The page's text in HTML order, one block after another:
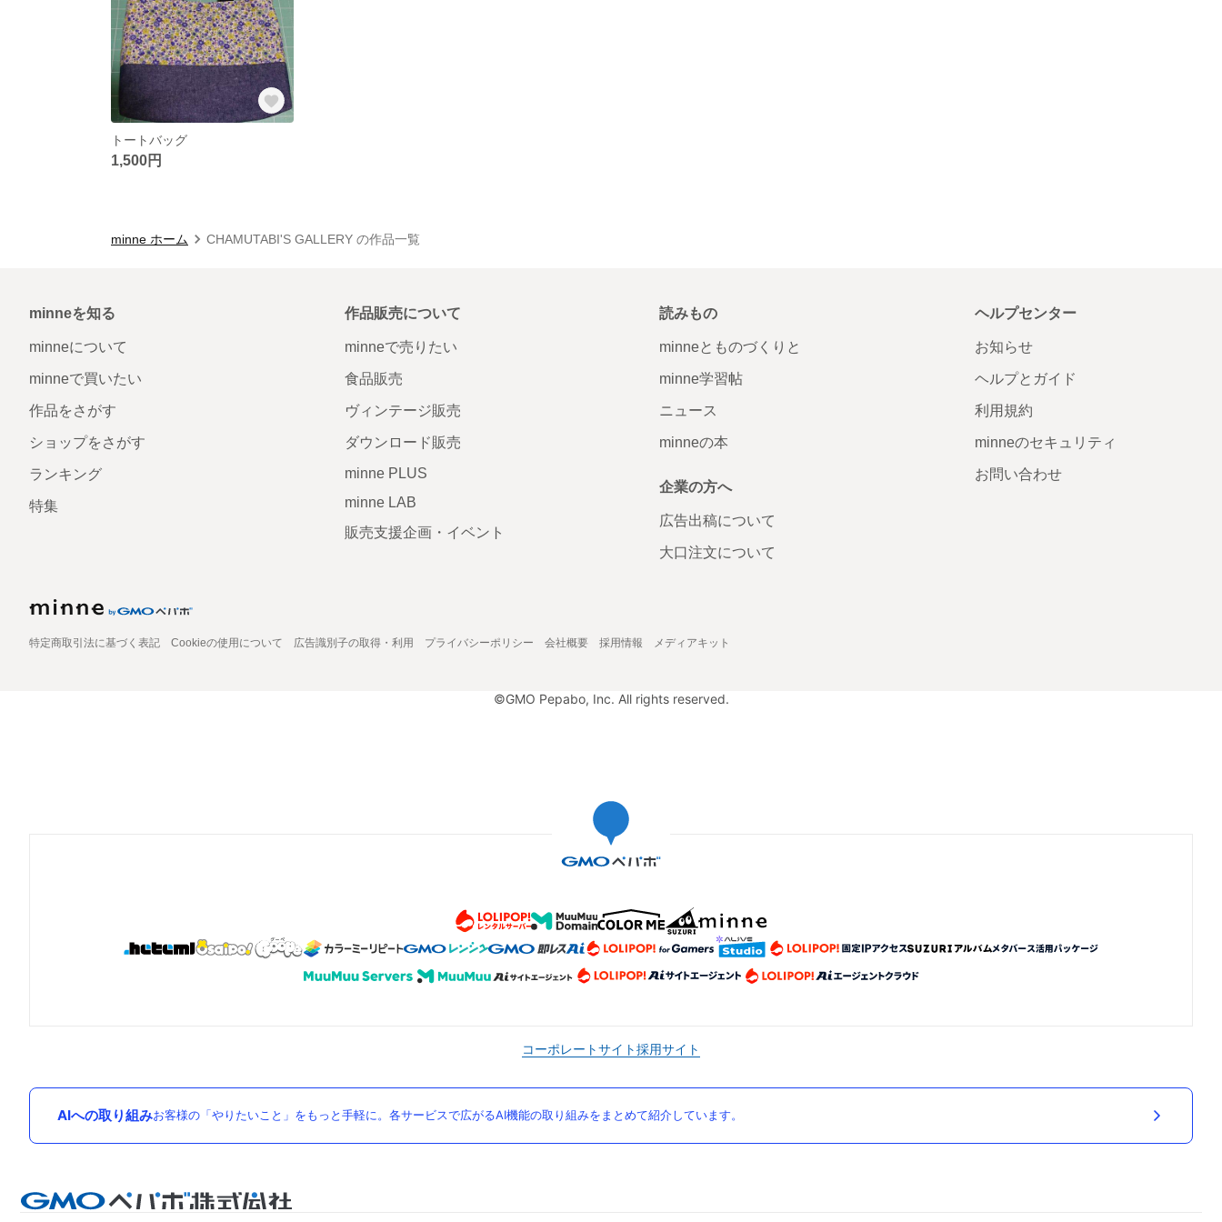
トートバッグ
1,500円
minne ホーム CHAMUTABI'S GALLERY の作品一覧
minneを知る
minneについて
minneで買いたい
作品をさがす
ショップをさがす
ランキング
特集
作品販売について
minneで売りたい
食品販売
ヴィンテージ販売
ダウンロード販売
minne PLUS
minne LAB
販売支援企画・イベント
読みもの
minneとものづくりと
minne学習帖
ニュース
minneの本
企業の方へ
広告出稿について
大口注文について
ヘルプセンター
お知らせ
ヘルプとガイド
利用規約
minneのセキュリティ
お問い合わせ
特定商取引法に基づく表記 Cookieの使用について 広告識別子の取得・利用 プライバシーポリシー 会社概要 採用情報 メディアキット
©GMO Pepabo, Inc. All rights reserved.
コーポレートサイト採用サイト
AIへの取り組みお客様の「やりたいこと」をもっと手軽に。各サービスで広がるAI機能の取り組みをまとめて紹介しています。